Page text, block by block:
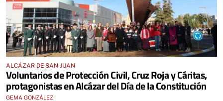
ALCÁZAR DE SAN JUAN
Voluntarios de Protección Civil, Cruz Roja y Cáritas,
protagonistas en Alcázar del Día de la Constitución
GEMA GONZÁLEZ